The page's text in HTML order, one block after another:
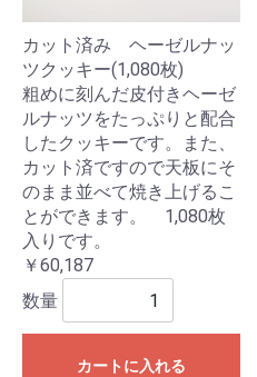
カット済み ヘーゼルナッ
ツクッキー(1,080枚)
粗めに刻んだ皮付きヘーゼ
ルナッツをたっぷりと配合
したクッキーです。また、
カット済ですので天板にそ
のまま並べて焼き上げるこ
とができます。 1,080枚
入りです。
￥60,187
数量
カートに入れる